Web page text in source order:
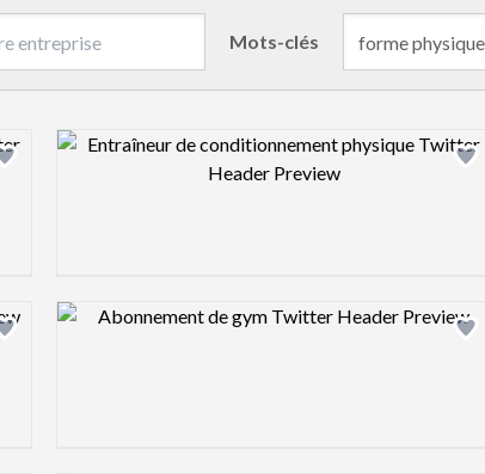
Mots-clés
Design preview image
Design preview image